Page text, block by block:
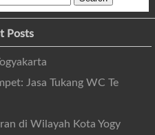
Posts
Jasa Tukang WC Te
di Wilayah Kota Yogy